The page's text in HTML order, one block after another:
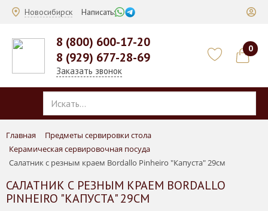
Новосибирск Написать:
8 (800) 600-17-20
8 (929) 677-28-69
Заказать звонок
0
Главная
Предметы сервировки стола
Керамическая сервировочная посуда
Салатник с резным краем Bordallo Pinheiro "Капуста" 29см
САЛАТНИК С РЕЗНЫМ КРАЕМ BORDALLO
PINHEIRO "КАПУСТА" 29СМ